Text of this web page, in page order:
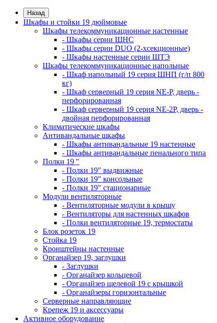
Назад
Шкафы и стойки 19 дюймовые
Шкафы телекоммуникационные настенные
- Шкафы серии ШНС
- Шкафы серии DUO (2-хсекционные)
- Шкафы настенные серии ШТЭ
Шкафы телекоммуникационные напольные
- Шкаф напольный 19 серия ШНП (г/п 800
кг)
- Шкаф серверный 19 серия NE-P, дверь -
перфорированная
- Шкаф серверный 19 серия NE-2P, дверь -
двойная перфорированная
Климатические шкафы
Антивандальные шкафы
- Шкафы антивандальные 19 настенные
- Шкафы антивандальные пенального типа
Полки 19 "
- Полки 19" выдвижные
- Полки 19" консольные
- Полки 19" стационарные
Модули вентиляторные
- Вентиляторные модули в крышу
- Вентиляторы для настенных шкафов
- Полки вентиляторные 19, термостаты
Блок розеток 19
Стойка 19
Кронштейны настенные
Органайзер 19, заглушки
- Заглушки
- Органайзер кольцевой
- Органайзер щелевой 19 с крышкой
- Органайзеры горизонтальные
Серверные направляющие
Крепеж 19 и аксессуары
Активное оборудование